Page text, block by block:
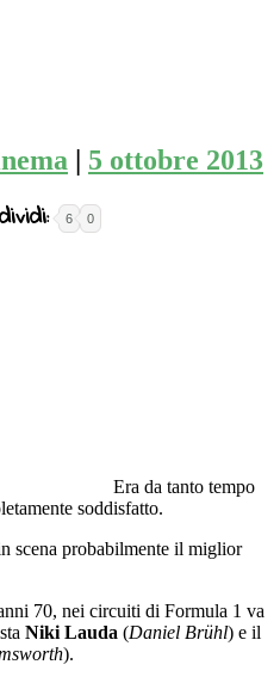
5 ottobre 2013
6 0
Era da tanto tempo
soddisfatto.
scena probabilmente il miglior
70, nei circuiti di Formula 1 va
Niki Lauda (Daniel Brühl) e il
).